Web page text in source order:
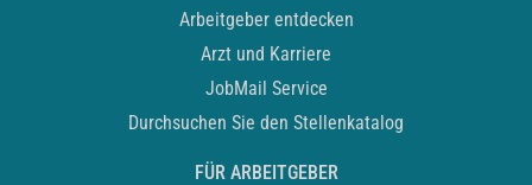
Arbeitgeber entdecken
Arzt und Karriere
JobMail Service
Durchsuchen Sie den Stellenkatalog
FÜR ARBEITGEBER